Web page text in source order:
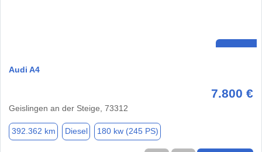
Audi A4
7.800 €
Geislingen an der Steige, 73312
392.362 km Diesel 180 kw (245 PS)